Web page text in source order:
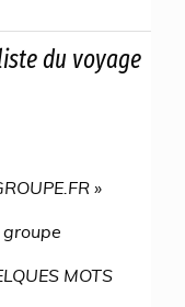
du voyage
»
MOTS